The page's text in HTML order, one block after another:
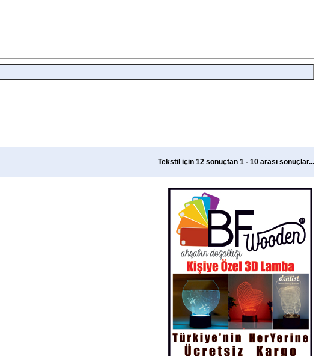
Tekstil için 12 sonuçtan 1 - 10 arası sonuçlar...